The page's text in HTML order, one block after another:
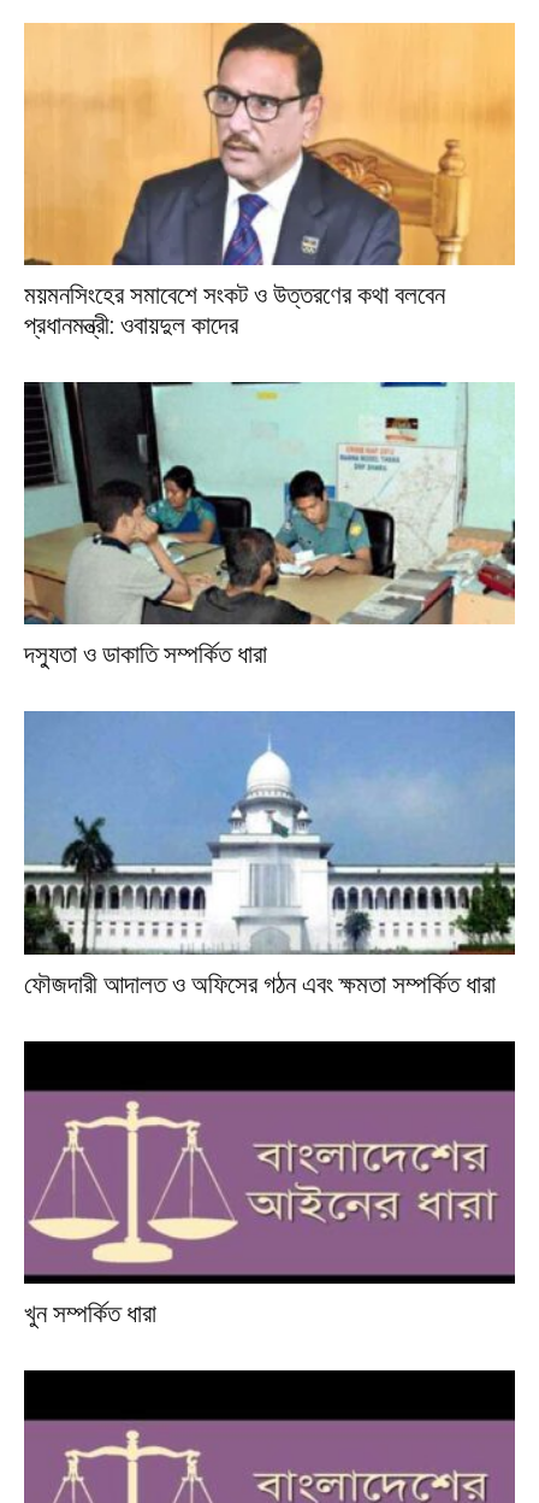
ময়মনসিংহের সমাবেশে সংকট ও উত্তরণের কথা বলবেন
প্রধানমন্ত্রী: ওবায়দুল কাদের
দস্যুতা ও ডাকাতি সম্পর্কিত ধারা
ফৌজদারী আদালত ও অফিসের গঠন এবং ক্ষমতা সম্পর্কিত ধারা
খুন সম্পর্কিত ধারা